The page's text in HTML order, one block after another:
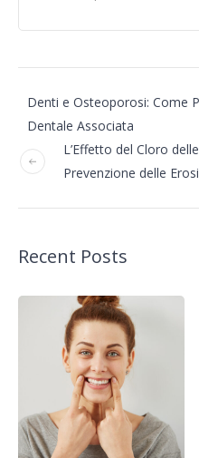
Denti e Osteoporosi: Come
Dentale Associata
L’Effetto del Cloro
Prevenzione delle
Recent Posts